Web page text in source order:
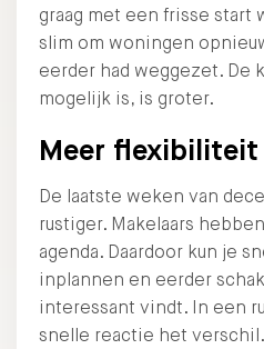
graag met een frisse start
slim om woningen
eerder had weggezet. De
mogelijk is, is groter.
Meer
De laatste weken van
rustiger. Makelaars
agenda. Daardoor kun je
inplannen en eerder
interessant vindt. In een
snelle reactie het verschil.